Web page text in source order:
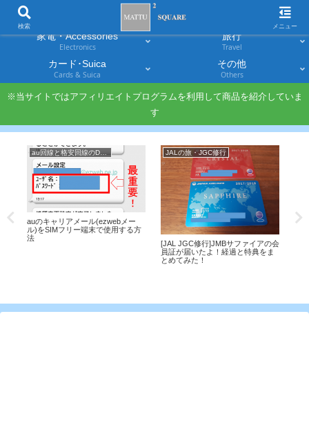
家電・Accessories
Electronics
旅行
Travel
カード･Suica
Cards & Suica
その他
Others
※当サイトではアフィリエイトプログラムを利用して商品を紹介していま
す
au回線と格安回線のDSDS
auのキャリアメール(ezwebメー
ル)をSIMフリー端末で使用する方
法
JALの旅・JGC修行
[JAL JGC修行]JMBサファイアの会
員証が届いたよ！経過と特典をま
とめてみた！
検索 メニュー